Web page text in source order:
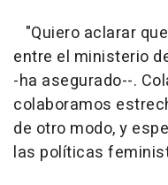
"Quiero aclarar
entre el ministerio
-ha asegurado--.
colaboramos
de otro modo, y
las políticas